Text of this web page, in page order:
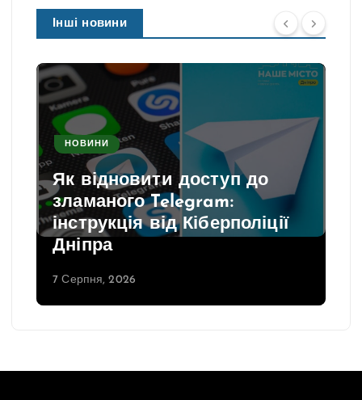
Інші новини
НОВИНИ
Як відновити доступ до
зламаного Telegram:
інструкція від Кіберполіції
Дніпра
7 Серпня, 2026